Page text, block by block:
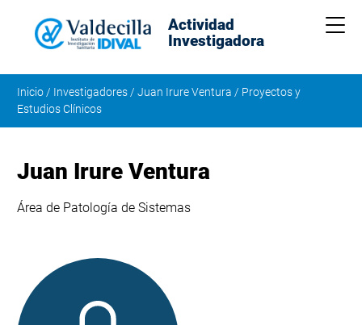
Actividad
Investigadora
Inicio / Investigadores / Juan Irure Ventura / Proyectos y
Estudios Clínicos
Juan Irure Ventura
Área de Patología de Sistemas